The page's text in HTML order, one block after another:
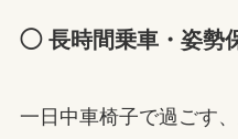
◯ 長時間乗車・姿勢
一日中車椅子で過ごす